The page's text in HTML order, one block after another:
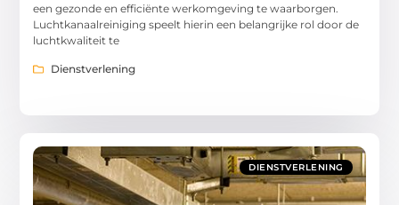
een gezonde en efficiënte werkomgeving te waarborgen.
Luchtkanaalreiniging speelt hierin een belangrijke rol door de
luchtkwaliteit te
Dienstverlening
DIENSTVERLENING